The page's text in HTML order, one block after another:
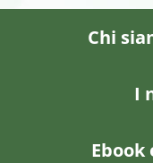
Chi
I
Ebook